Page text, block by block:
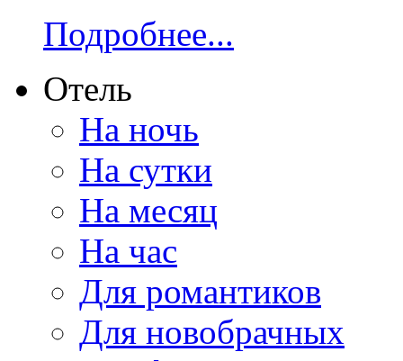
Подробнее...
Отель
На ночь
На сутки
На месяц
На час
Для романтиков
Для новобрачных